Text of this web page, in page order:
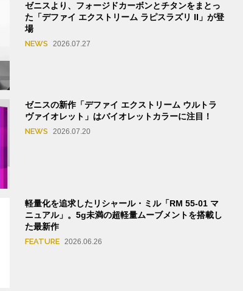
ゼニスより、フォージドカーボンとチタンをまとっ
た「デファイ エクストリーム ラピスラズリ II」が登
場
NEWS 2026.07.27
ゼニスの新作「デファイ エクストリーム ウルトラ
ヴァイオレット」はバイオレットカラーに注目！
NEWS 2026.07.20
軽量化を追求したリシャール・ミル「RM 55-01 マ
ニュアル」。5g未満の超軽量ムーブメントを搭載し
た最新作
FEATURE 2026.06.26